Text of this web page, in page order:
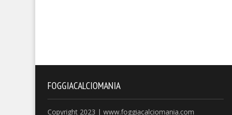
FOGGIACALCIOMANIA
Copyright 2023 | www.foggiacalciomania.com